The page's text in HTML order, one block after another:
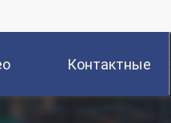
Контактные